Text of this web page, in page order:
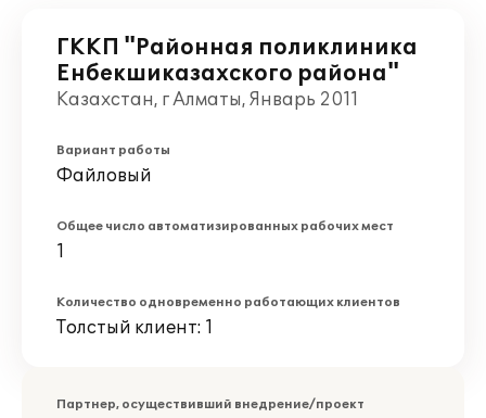
ГККП "Районная поликлиника
Енбекшиказахского района"
Казахстан, г Алматы, Январь 2011
Вариант работы
Файловый
Общее число автоматизированных рабочих мест
1
Количество одновременно работающих клиентов
Толстый клиент: 1
Партнер, осуществивший внедрение/проект